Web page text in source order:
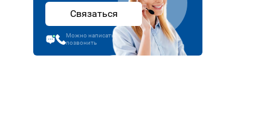
Связаться
Можно написать или
позвонить